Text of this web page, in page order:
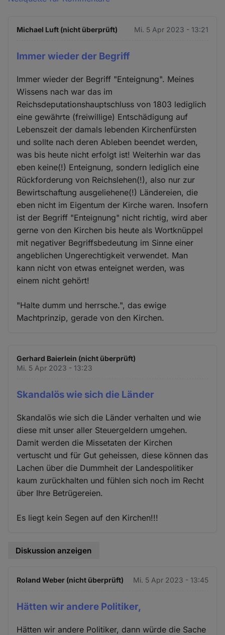
Michael Luft (nicht überprüft) Mi. 5 Apr 2023 - 13:21
Immer wieder der Begriff
Immer wieder der Begriff "Enteignung". Meines
Wissens nach war das im
Reichsdeputationshauptschluss von 1803 lediglich
eine gewährte (freiwillige) Entschädigung auf
Lebenszeit der damals lebenden Kirchenfürsten
und sollte nach deren Ableben beendet werden,
was bis heute nicht erfolgt ist! Weiterhin war das
eben keine(!) Enteignung, sondern lediglich eine
Rückforderung von Reichslehen(!), also nur zur
Bewirtschaftung ausgeliehene(!) Ländereien, die
eben nicht im Eigentum der Kirche waren. Insofern
ist der Begriff "Enteignung" nicht richtig, wird aber
gerne von den Kirchen bis heute als Wortknüppel
mit negativer Begriffsbedeutung im Sinne einer
angeblichen Ungerechtigkeit verwendet. Man
kann nicht von etwas enteignet werden, was
einem nicht gehört!
"Halte dumm und herrsche.", das ewige
Machtprinzip, gerade von den Kirchen.
Gerhard Baierlein (nicht überprüft)
Mi. 5 Apr 2023 - 13:23
Skandalös wie sich die Länder
Skandalös wie sich die Länder verhalten und wie
diese mit unser aller Steuergeldern umgehen.
Damit werden die Missetaten der Kirchen
vertuscht und für Gut geheissen, diese können das
Lachen über die Dummheit der Landespolitiker
kaum zurückhalten und fühlen sich noch im Recht
über Ihre Betrügereien.
Es liegt kein Segen auf den Kirchen!!!
Diskussion anzeigen
Roland Weber (nicht überprüft) Mi. 5 Apr 2023 - 13:45
Hätten wir andere Politiker,
Hätten wir andere Politiker, dann würde die Sache